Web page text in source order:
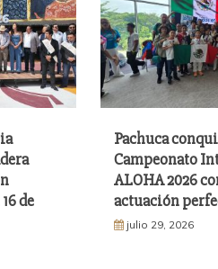
de
Pachuca
Campeonato
ALOHA 2026
actuación
julio 29, 2026